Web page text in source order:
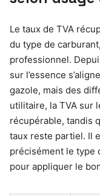
Le taux de TVA
du type de
professionnel.
sur l’essence
gazole, mais des
utilitaire, la TVA sur
récupérable, tandis
taux reste partiel. Il
précisément le type
pour appliquer le